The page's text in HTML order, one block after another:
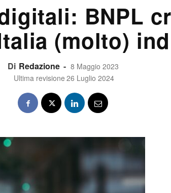
BNPL
(molto)
Di Redazione - 8 Maggio 2023
Ultima revisione 26 Luglio 2024